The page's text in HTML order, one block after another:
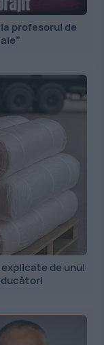
profesorul de
de unul